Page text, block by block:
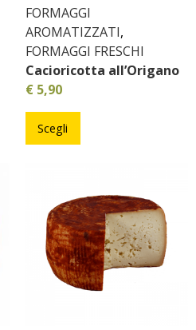
FORMAGGI
AROMATIZZATI,
FORMAGGI FRESCHI
Cacioricotta all’Origano
€ 5,90
Scegli